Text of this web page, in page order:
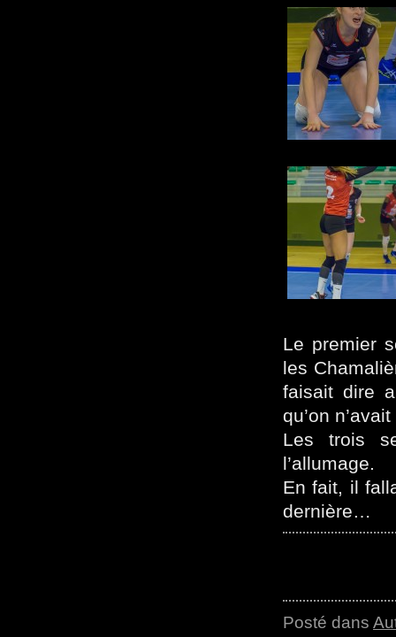
Le premier
les
faisait dire
qu’on
Les trois
l’allumage.
En fait, il
dernière…
Posté dans